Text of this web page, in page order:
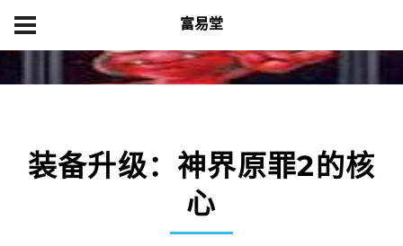
富易堂
装备升级：神界原罪2的核
心